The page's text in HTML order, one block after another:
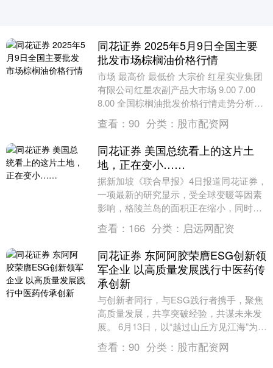
同花证券 2025年5月9日全国主要
批发市场棕榈油价格行情
市场 最高价 最低价 大宗价 红星实业集团
有限公司红星农副产品大市场 9.00 7.00
8.00 全国棕榈油批发价格行情走势分析同
花证券 从今日全国棕榈油批发....
查看： 90 分类： 股市配资网
同花证券 美国总统看上的这片土
地，正在变小……
据新加坡《联合早报》4日报道同花证券，
一项最新的研究显示，受全球变暖等因素
影响，格陵兰岛的面积正在缩小，同时该
岛整体正缓慢向西北方向漂移。 该研究由
丹麦技术大学....
查看： 166 分类： 启远网配资
同花证券 东阿阿胶荣膺ESG创新领
军企业 以高质量发展践行中医药传
承创新
与创新者同行，与ESG践行者携手，聚焦
高质量发展，共享突破经验，共谋未来发
展。 6月13日，以“越过山丘方见江海”为主
题的“2025 ESG与高质量发展创新论坛....
查看： 90 分类： 股市配资网